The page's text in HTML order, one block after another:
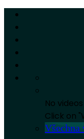
No
Click on
Všechna